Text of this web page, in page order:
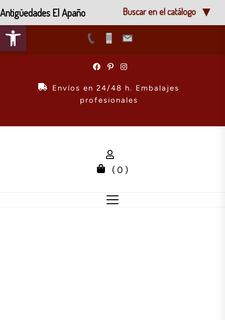
Abrir barra de herramientas
Envíos en 24/48 h. Embalajes
profesionales
( 0 )
Antigüedades El Apaño Buscar en el catálogo